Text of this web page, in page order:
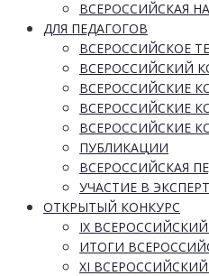
ВСЕРОССИЙСКАЯ
ДЛЯ ПЕДАГОГОВ
ВСЕРОССИЙСКОЕ
ВСЕРОССИЙСКИЙ
ВСЕРОССИЙСКИЕ
ВСЕРОССИЙСКИЕ
ВСЕРОССИЙСКИЕ
ПУБЛИКАЦИИ
ВСЕРОССИЙСКАЯ
УЧАСТИЕ В
ОТКРЫТЫЙ КОНКУРС
IX
ИТОГИ
XI